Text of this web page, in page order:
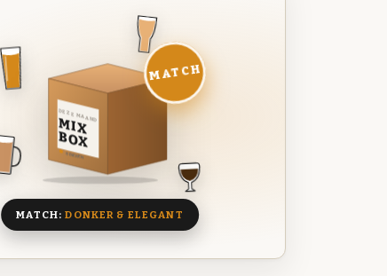
DEZE MAAND
MIX
BOX
8 BIEREN
MATCH
MATCH:DONKER & ELEGANT